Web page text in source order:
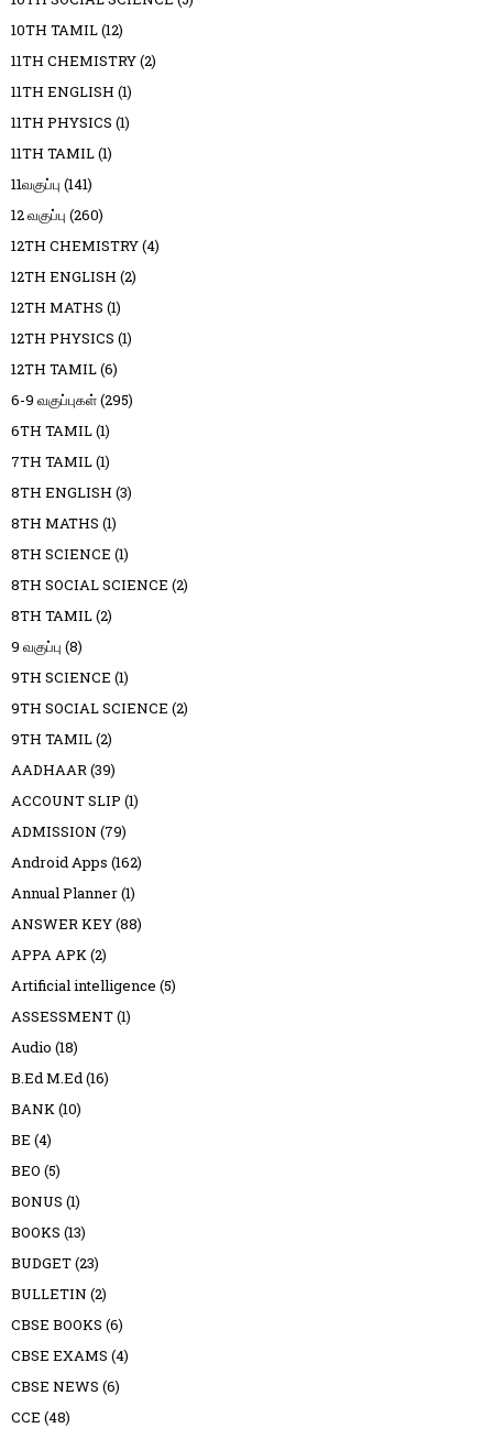
10TH TAMIL(12)
11TH CHEMISTRY(2)
11TH ENGLISH (1)
11TH PHYSICS (1)
11TH TAMIL(1)
11வகுப்பு (141)
12 வகுப்பு (260)
12TH CHEMISTRY(4)
12TH ENGLISH (2)
12TH MATHS (1)
12TH PHYSICS (1)
12TH TAMIL(6)
6-9 வகுப்புகள்(295)
6TH TAMIL(1)
7TH TAMIL(1)
8TH ENGLISH (3)
8TH MATHS (1)
8TH SCIENCE (1)
8TH SOCIAL SCIENCE (2)
8TH TAMIL(2)
9 வகுப்பு (8)
9TH SCIENCE (1)
9TH SOCIAL SCIENCE (2)
9TH TAMIL(2)
AADHAAR(39)
ACCOUNT SLIP (1)
ADMISSION (79)
Android Apps (162)
Annual Planner(1)
ANSWER KEY(88)
APPA APK(2)
Artificial intelligence (5)
ASSESSMENT(1)
Audio (18)
B.Ed M.Ed(16)
BANK(10)
BE (4)
BEO (5)
BONUS (1)
BOOKS (13)
BUDGET(23)
BULLETIN (2)
CBSE BOOKS (6)
CBSE EXAMS (4)
CBSE NEWS (6)
CCE (48)